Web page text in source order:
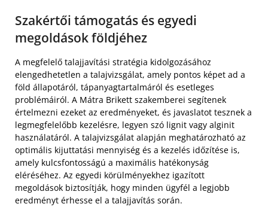
Szakértői támogatás és egyedi
megoldások földjéhez
A megfelelő talajjavítási stratégia kidolgozásához
elengedhetetlen a talajvizsgálat, amely pontos képet ad a
föld állapotáról, tápanyagtartalmáról és esetleges
problémáiról. A Mátra Brikett szakemberei segítenek
értelmezni ezeket az eredményeket, és javaslatot tesznek a
legmegfelelőbb kezelésre, legyen szó lignit vagy alginit
használatáról. A talajvizsgálat alapján meghatározható az
optimális kijuttatási mennyiség és a kezelés időzítése is,
amely kulcsfontosságú a maximális hatékonyság
eléréséhez. Az egyedi körülményekhez igazított
megoldások biztosítják, hogy minden ügyfél a legjobb
eredményt érhesse el a talajjavítás során.